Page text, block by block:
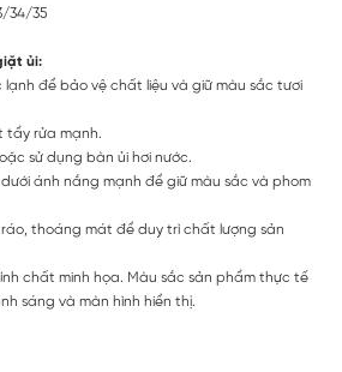
34/35
ủi:
để bảo vệ chất liệu và giữ màu sắc tươi
tẩy rửa mạnh.
sử dụng bàn ủi hơi nước.
ánh nắng mạnh để giữ màu sắc và phom
ráo, thoáng mát để duy trì chất lượng sản
chất minh họa. Màu sắc sản phẩm thực tế
sáng và màn hình hiển thị.